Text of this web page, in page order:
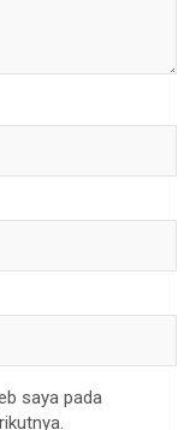
saya pada